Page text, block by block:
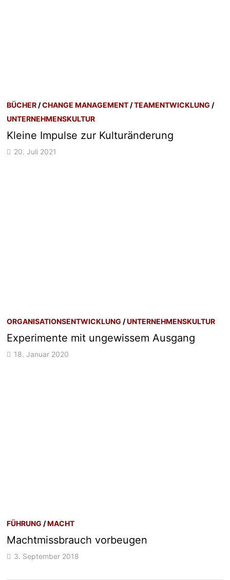
BÜCHER /CHANGE MANAGEMENT /TEAMENTWICKLUNG /
UNTERNEHMENSKULTUR
Kleine Impulse zur Kulturänderung
20. Juli 2021
ORGANISATIONSENTWICKLUNG /UNTERNEHMENSKULTUR
Experimente mit ungewissem Ausgang
18. Januar 2020
FÜHRUNG /MACHT
Machtmissbrauch vorbeugen
3. September 2018